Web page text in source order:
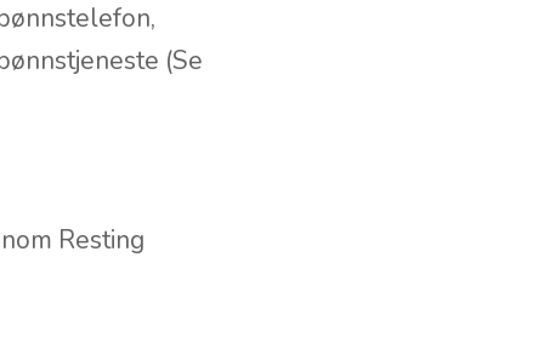
(Se
Resting